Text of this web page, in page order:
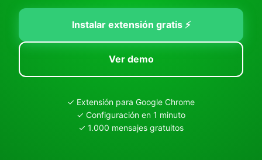
Instalar extensión gratis ⚡
Ver demo
✓ Extensión para Google Chrome
✓ Configuración en 1 minuto
✓ 1.000 mensajes gratuitos